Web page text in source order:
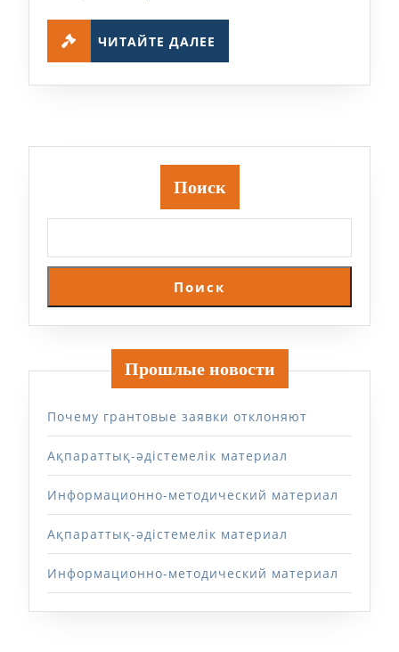
ЧИТАЙТЕ ДАЛЕЕ
Поиск
Поиск
Прошлые новости
Почему грантовые заявки отклоняют
Ақпараттық-әдістемелік материал
Информационно-методический материал
Ақпараттық-әдістемелік материал
Информационно-методический материал